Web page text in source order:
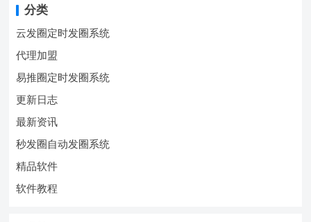
分类
云发圈定时发圈系统
代理加盟
易推圈定时发圈系统
更新日志
最新资讯
秒发圈自动发圈系统
精品软件
软件教程